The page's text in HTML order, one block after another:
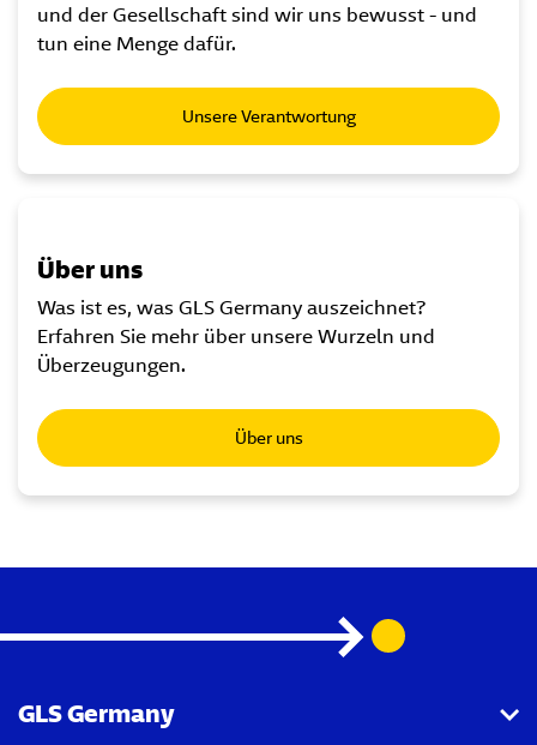
und der Gesellschaft sind wir uns bewusst - und
tun eine Menge dafür.
Unsere Verantwortung
Über uns
Was ist es, was GLS Germany auszeichnet?
Erfahren Sie mehr über unsere Wurzeln und
Überzeugungen.
Über uns
GLS Germany